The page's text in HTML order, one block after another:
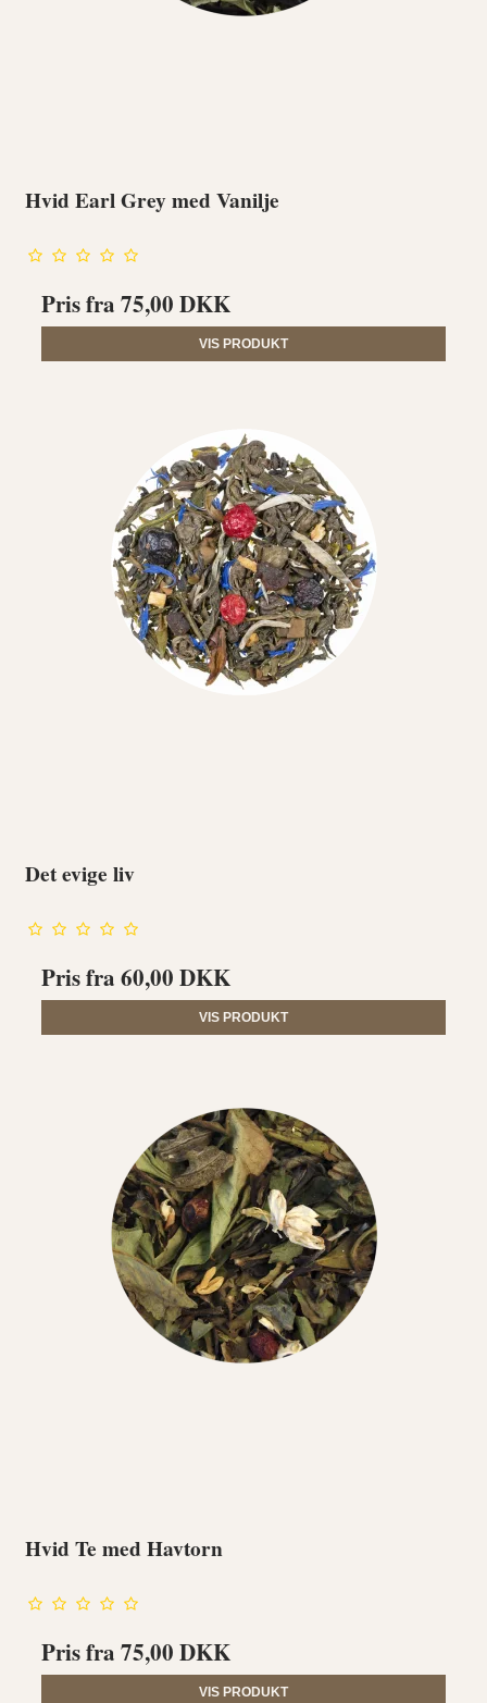
Hvid Earl Grey med Vanilje
Pris fra75,00 DKK
VIS PRODUKT
Det evige liv
Pris fra60,00 DKK
VIS PRODUKT
Hvid Te med Havtorn
Pris fra75,00 DKK
VIS PRODUKT